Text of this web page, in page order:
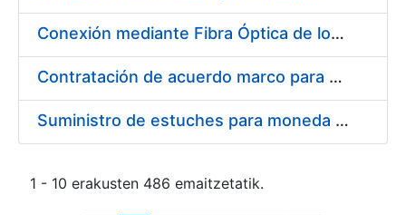
Conexión mediante Fibra Óptica de los Centros de Proceso de Datos (CPDs) de las sedes de la FNMT-RCM de Burgos y Madrid
Contratación de acuerdo marco para el Suministro de Material de Electricidad para la Fábrica Nacional de Moneda y Timbre-Real Casa de la Moneda en su centro de trabajo de Burgos
Suministro de estuches para moneda de 30 €
1 - 10 erakusten 486 emaitzetatik.